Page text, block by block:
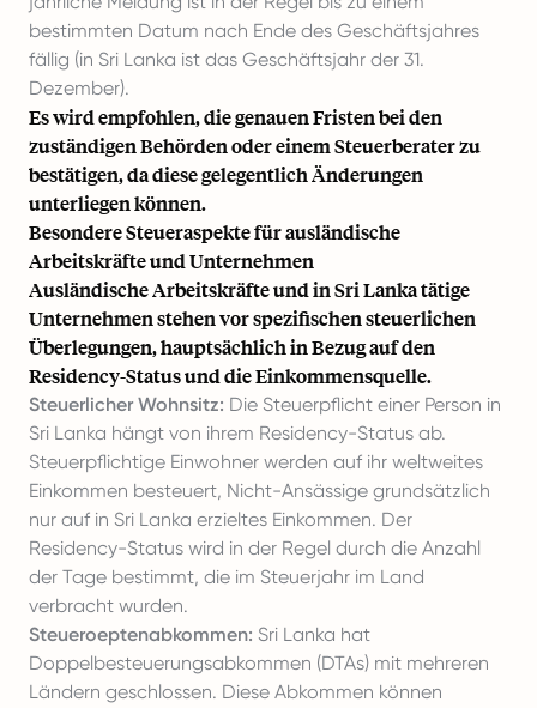
bestimmten Datum nach Ende des Geschäftsjahres
fällig (in Sri Lanka ist das Geschäftsjahr der 31.
Dezember).
Es wird empfohlen, die genauen Fristen bei den
zuständigen Behörden oder einem Steuerberater zu
bestätigen, da diese gelegentlich Änderungen
unterliegen können.
Besondere Steueraspekte für ausländische
Arbeitskräfte und Unternehmen
Ausländische Arbeitskräfte und in Sri Lanka tätige
Unternehmen stehen vor spezifischen steuerlichen
Überlegungen, hauptsächlich in Bezug auf den
Residency-Status und die Einkommensquelle.
Steuerlicher Wohnsitz: Die Steuerpflicht einer Person in
Sri Lanka hängt von ihrem Residency-Status ab.
Steuerpflichtige Einwohner werden auf ihr weltweites
Einkommen besteuert, Nicht-Ansässige grundsätzlich
nur auf in Sri Lanka erzieltes Einkommen. Der
Residency-Status wird in der Regel durch die Anzahl
der Tage bestimmt, die im Steuerjahr im Land
verbracht wurden.
Steueroeptenabkommen: Sri Lanka hat
Doppelbesteuerungsabkommen (DTAs) mit mehreren
Ländern geschlossen. Diese Abkommen können